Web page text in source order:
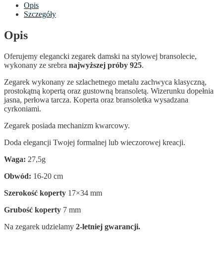
Opis
Szczegóły
Opis
Oferujemy elegancki zegarek damski na stylowej bransolecie,
wykonany ze srebra najwyższej próby 925.
Zegarek wykonany ze szlachetnego metalu zachwyca klasyczną,
prostokątną kopertą oraz gustowną bransoletą. Wizerunku dopełnia
jasna, perłowa tarcza. Koperta oraz bransoletka wysadzana
cyrkoniami.
Zegarek posiada mechanizm kwarcowy.
Doda elegancji Twojej formalnej lub wieczorowej kreacji.
Waga: 27,5g
Obwód: 16-20 cm
Szerokość koperty 17×34 mm
Grubość koperty 7 mm
Na zegarek udzielamy 2-letniej gwarancji.